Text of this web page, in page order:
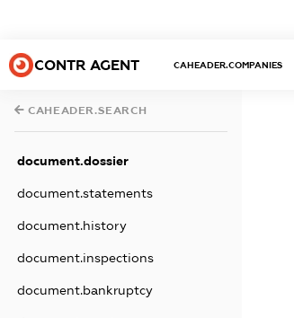
CONTR AGENT CAHEADER.COMPANIES
CAHEADER.SEARCH
document.dossier
document.statements
document.history
document.inspections
document.bankruptcy